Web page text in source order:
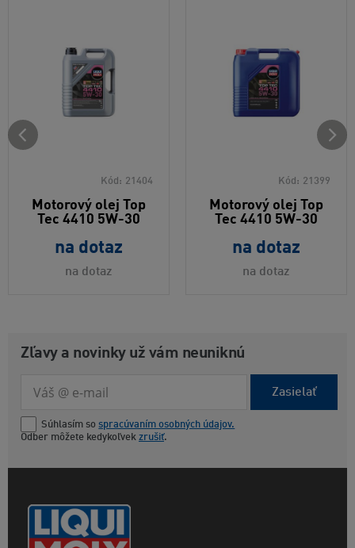
Kód: 21404
Motorový olej Top
Tec 4410 5W-30
na dotaz
na dotaz
Kód: 21399
Motorový olej Top
Tec 4410 5W-30
na dotaz
na dotaz
Zľavy a novinky už vám neuniknú
Zasielať
Súhlasím so spracúvaním osobných údajov.
Odber môžete kedykoľvek zrušiť.